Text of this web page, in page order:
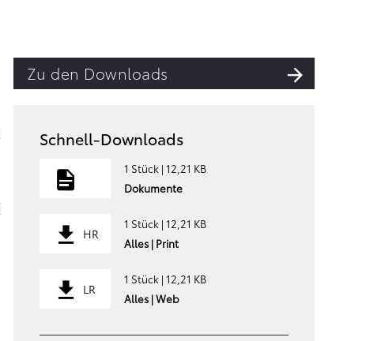
Zu den Downloads
Schnell-Downloads
1 Stück | 12,21 KB
Dokumente
HR
1 Stück | 12,21 KB
Alles | Print
LR
1 Stück | 12,21 KB
Alles | Web